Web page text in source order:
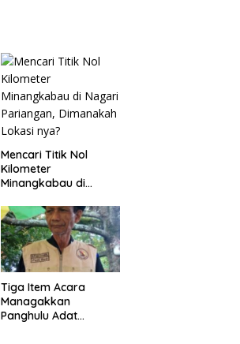
Mencari Titik Nol
Kilometer
Minangkabau di
Dimanakah Lokasi
nya?
Tiga Item Acara
Managakkan
Panghulu Adat